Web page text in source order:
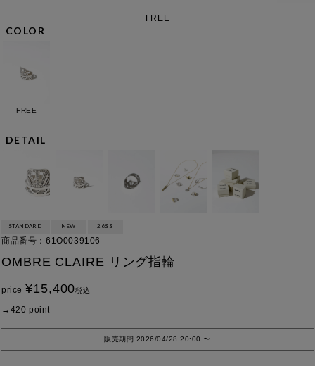
FREE
COLOR
FREE
DETAIL
STANDARD NEW 26SS
商品番号 61O0039106
OMBRE CLAIRE リング指輪
price ¥15,400税込
420 point
販売期間 2026/04/28 20:00〜